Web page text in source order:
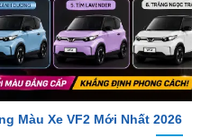
Màu Xe VF2 Mới Nhất 2026